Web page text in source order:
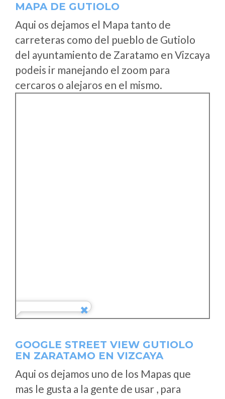
MAPA DE GUTIOLO
Aqui os dejamos el Mapa tanto de
carreteras como del pueblo de Gutiolo
del ayuntamiento de Zaratamo en Vizcaya
podeis ir manejando el zoom para
cercaros o alejaros en el mismo.
GOOGLE STREET VIEW GUTIOLO
EN ZARATAMO EN VIZCAYA
Aqui os dejamos uno de los Mapas que
mas le gusta a la gente de usar , para